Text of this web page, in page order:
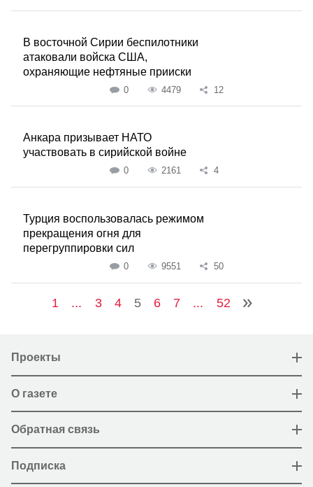
В восточной Сирии беспилотники
атаковали войска США,
охраняющие нефтяные прииски
0 4479 12
Анкара призывает НАТО
участвовать в сирийской войне
0 2161 4
Турция воспользовалась режимом
прекращения огня для
перегруппировки сил
0 9551 50
1 ... 3 4 5 6 7 ... 52
Проекты
О газете
Обратная связь
Подписка